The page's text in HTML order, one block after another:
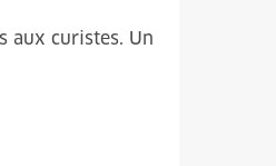
aux curistes. Un